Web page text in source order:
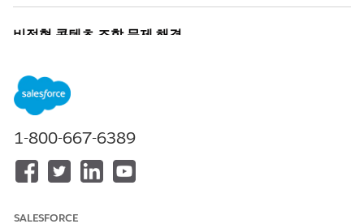
비정형 콘텐츠 조합 문제 해결
솔루션: 소스 콘텐츠의 상대 링크를 업데이트하여 전체 경로를
사용합니다.
조화된 콘텐츠는 Data 360의 데이터 탐색기 탭에 표시되지 않음
솔루션:
UDMO: 다른 데이터 개체가 아닌 조화된 UDMO를 확인합
파일 형식 호환성
1-800-667-6389
SALESFORCE